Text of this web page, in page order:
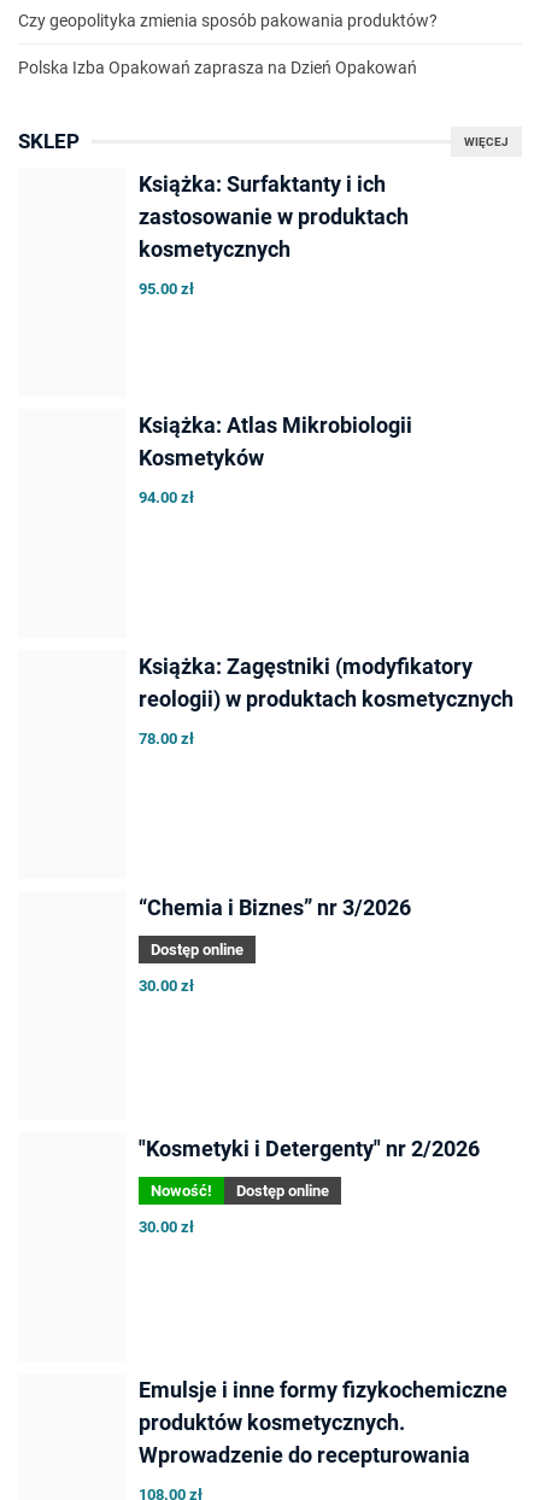
Czy geopolityka zmienia sposób pakowania produktów?
Polska Izba Opakowań zaprasza na Dzień Opakowań
WIĘCEJ
SKLEP
Książka: Surfaktanty i ich
zastosowanie w produktach
kosmetycznych
95.00 zł
Książka: Atlas Mikrobiologii
Kosmetyków
94.00 zł
Książka: Zagęstniki (modyfikatory
reologii) w produktach kosmetycznych
78.00 zł
“Chemia i Biznes” nr 3/2026
Dostęp online
30.00 zł
"Kosmetyki i Detergenty" nr 2/2026
Nowość!
Dostęp online
30.00 zł
Emulsje i inne formy fizykochemiczne
produktów kosmetycznych.
Wprowadzenie do recepturowania
108.00 zł